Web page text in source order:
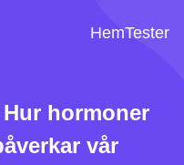
HemTester
hormoner
vår